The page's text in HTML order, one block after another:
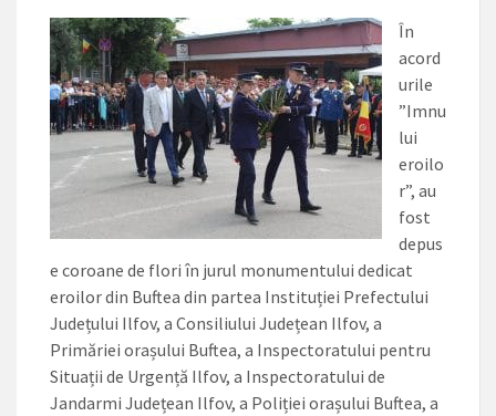
În
acord
urile
”Imnu
lui
eroilo
r”, au
fost
depus
e coroane de flori în jurul monumentului dedicat
eroilor din Buftea din partea Instituției Prefectului
Județului Ilfov, a Consiliului Județean Ilfov, a
Primăriei orașului Buftea, a Inspectoratului pentru
Situații de Urgență Ilfov, a Inspectoratului de
Jandarmi Județean Ilfov, a Poliției orașului Buftea, a